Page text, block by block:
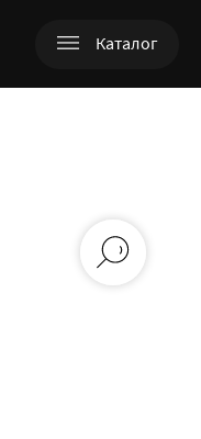
Каталог